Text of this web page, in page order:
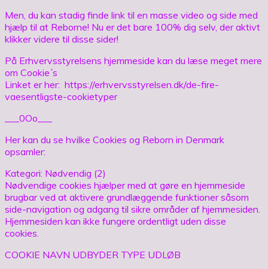
Men, du kan stadig finde link til en masse video og side med
hjælp til at Reborne! Nu er det bare 100% dig selv, der aktivt
klikker videre til disse sider!
På Erhvervsstyrelsens hjemmeside kan du læse meget mere
om Cookie´s
Linket er her: https://erhvervsstyrelsen.dk/de-fire-
vaesentligste-cookietyper
___0Oo___
Her kan du se hvilke Cookies og Reborn in Denmark
opsamler:
Kategori: Nødvendig (2)
Nødvendige cookies hjælper med at gøre en hjemmeside
brugbar ved at aktivere grundlæggende funktioner såsom
side-navigation og adgang til sikre områder af hjemmesiden.
Hjemmesiden kan ikke fungere ordentligt uden disse
cookies.
COOKIE NAVN UDBYDER TYPE UDLØB